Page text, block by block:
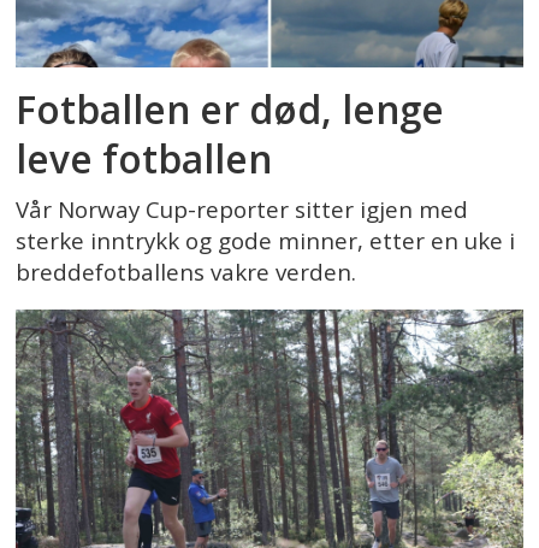
Fotballen er død, lenge
leve fotballen
Vår Norway Cup-reporter sitter igjen med
sterke inntrykk og gode minner, etter en uke i
breddefotballens vakre verden.